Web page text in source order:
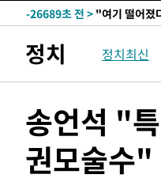
-26689초 전 > "여기 떨어졌
-16335초 전 >
내일까지 39
-15972초 전 >트럼프, 한국
-12470초 전 >[속보]산업장
-11167초 전 >[속보]경찰, '
색-10554초 전 >[속보]산업장
정치 정치최신
송언석 "
권모술수"